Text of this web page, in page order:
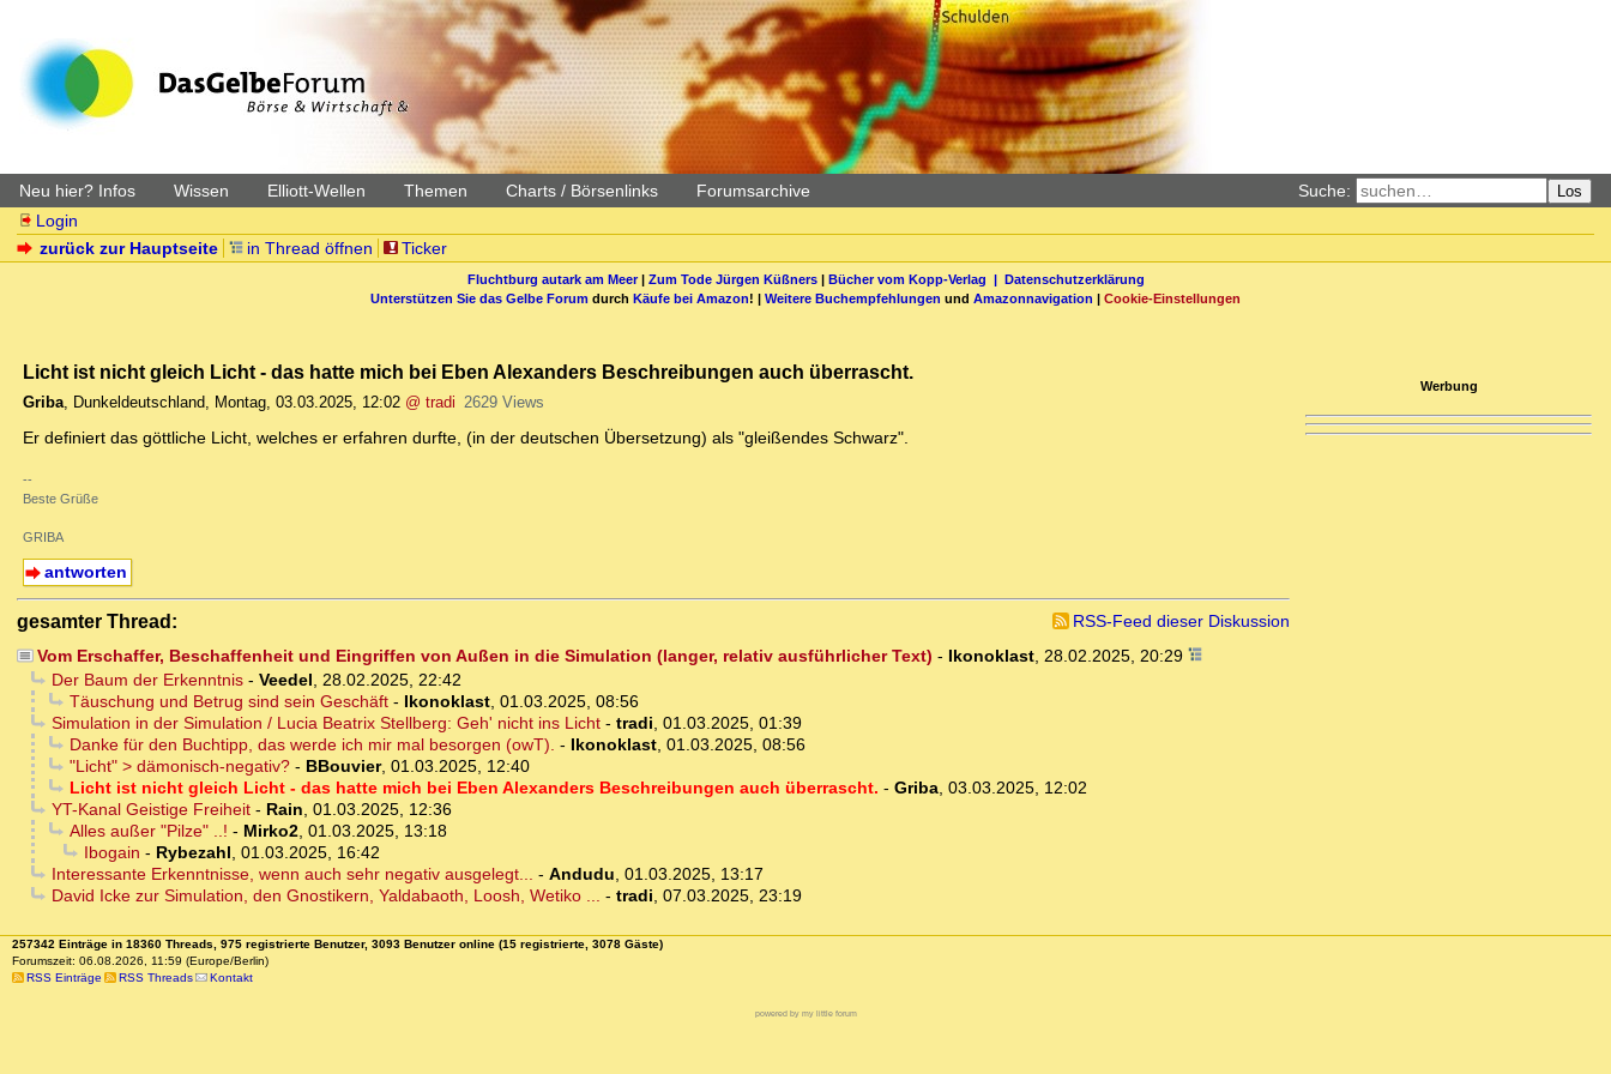
Neu hier? Infos Wissen Elliott-Wellen Themen Charts / Börsenlinks Forumsarchive Suche: Los
Login
zurück zur Hauptseite
in Thread öffnen Ticker
Fluchtburg autark am Meer| Zum Tode Jürgen Küßners| Bücher vom Kopp-Verlag | Datenschutzerklärung
Unterstützen Sie das Gelbe Forum durch Käufe bei Amazon! | Weitere Buchempfehlungen und Amazonnavigation | Cookie-Einstellungen
Licht ist nicht gleich Licht - das hatte mich bei Eben Alexanders Beschreibungen auch überrascht.
Griba, Dunkeldeutschland, Montag, 03.03.2025, 12:02 @ tradi 2629 Views
Er definiert das göttliche Licht, welches er erfahren durfte, (in der deutschen Übersetzung) als "gleißendes Schwarz".
--
Beste Grüße
GRIBA
antworten
gesamter Thread:
RSS-Feed dieser Diskussion
Vom Erschaffer, Beschaffenheit und Eingriffen von Außen in die Simulation (langer, relativ ausführlicher Text) - Ikonoklast, 28.02.2025, 20:29
Der Baum der Erkenntnis- Veedel, 28.02.2025, 22:42
Täuschung und Betrug sind sein Geschäft- Ikonoklast, 01.03.2025, 08:56
Simulation in der Simulation / Lucia Beatrix Stellberg: Geh' nicht ins Licht- tradi, 01.03.2025, 01:39
Danke für den Buchtipp, das werde ich mir mal besorgen (owT). - Ikonoklast, 01.03.2025, 08:56
"Licht" > dämonisch-negativ?- BBouvier, 01.03.2025, 12:40
Licht ist nicht gleich Licht - das hatte mich bei Eben Alexanders Beschreibungen auch überrascht. - Griba, 03.03.2025, 12:02
YT-Kanal Geistige Freiheit- Rain, 01.03.2025, 12:36
Alles außer "Pilze" ..! - Mirko2, 01.03.2025, 13:18
Ibogain - Rybezahl, 01.03.2025, 16:42
Interessante Erkenntnisse, wenn auch sehr negativ ausgelegt... - Andudu, 01.03.2025, 13:17
David Icke zur Simulation, den Gnostikern, Yaldabaoth, Loosh, Wetiko ... - tradi, 07.03.2025, 23:19
Werbung
257342 Einträge in 18360 Threads, 975 registrierte Benutzer, 3093 Benutzer online (15 registrierte, 3078 Gäste)
Forumszeit: 06.08.2026, 11:59 (Europe/Berlin)
RSS Einträge
RSS Threads Kontakt
powered by my little forum